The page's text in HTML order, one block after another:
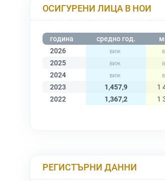
ОСИГУРЕНИ ЛИЦА В НОИ
година средно год.
2026
2025
2024
2023
1,457,9 1
2022
1,367,2 1
РЕГИСТЪРНИ ДАННИ